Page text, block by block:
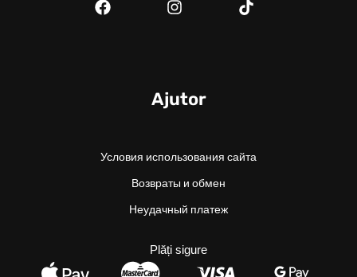
Ajutor
Условия использования сайта
Возвраты и обмен
Неудачный платеж
Plăți sigure